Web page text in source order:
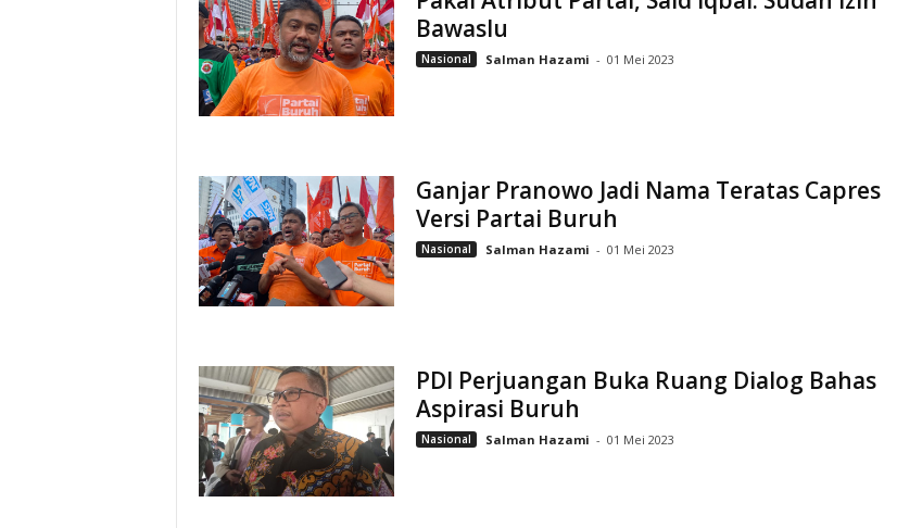
Bawaslu
Nasional Salman Hazami - 01 Mei 2023
Ganjar Pranowo Jadi Nama Teratas Capres
Versi Partai Buruh
Nasional Salman Hazami - 01 Mei 2023
PDI Perjuangan Buka Ruang Dialog Bahas
Aspirasi Buruh
Nasional Salman Hazami - 01 Mei 2023